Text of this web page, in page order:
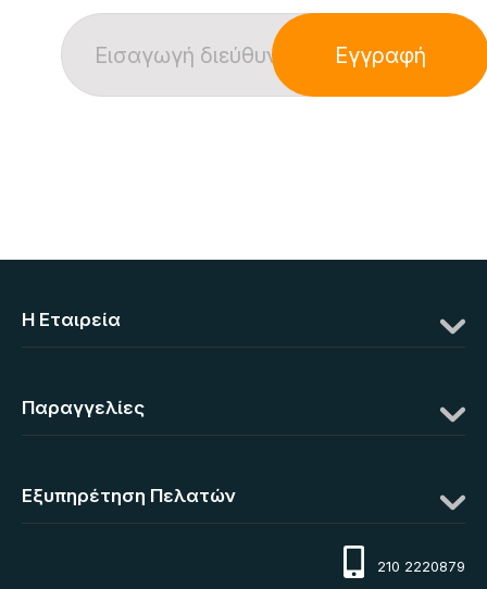
Εγγραφή
Η Eταιρεία
Παραγγελίες
Εξυπηρέτηση Πελατών
210 2220879